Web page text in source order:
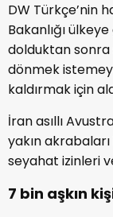
DW Türkçe’nin
Bakanlığı
dolduktan
dönmek
kaldırmak için
İran asıllı
yakın
seyahat izinleri
7 bin aşkın